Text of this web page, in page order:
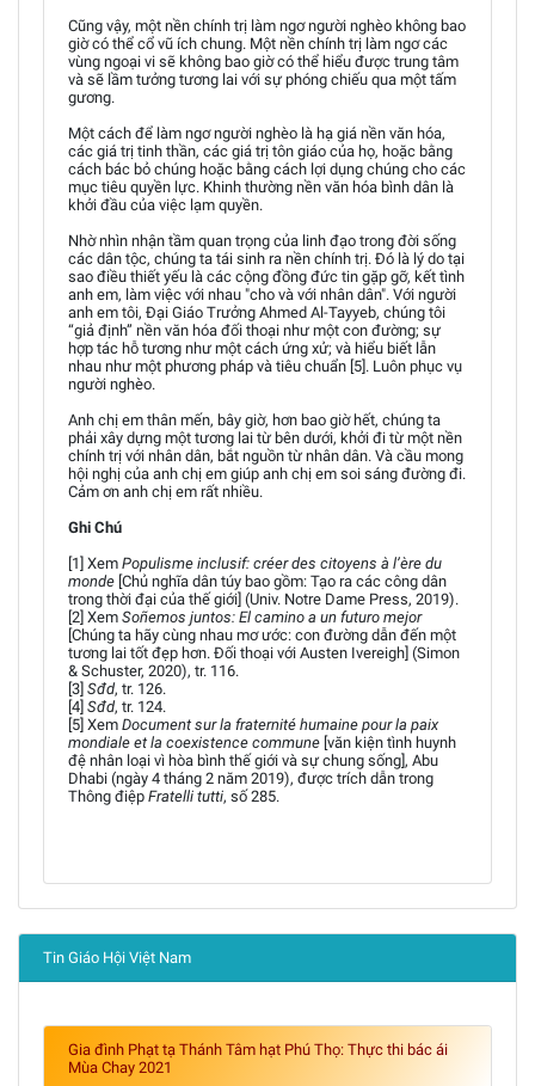
Cũng vậy, một nền chính trị làm ngơ người nghèo không bao
giờ có thể cổ vũ ích chung. Một nền chính trị làm ngơ các
vùng ngoại vi sẽ không bao giờ có thể hiểu được trung tâm
và sẽ lầm tưởng tương lai với sự phóng chiếu qua một tấm
gương.
Một cách để làm ngơ người nghèo là hạ giá nền văn hóa,
các giá trị tinh thần, các giá trị tôn giáo của họ, hoặc bằng
cách bác bỏ chúng hoặc bằng cách lợi dụng chúng cho các
mục tiêu quyền lực. Khinh thường nền văn hóa bình dân là
khởi đầu của việc lạm quyền.
Nhờ nhìn nhận tầm quan trọng của linh đạo trong đời sống
các dân tộc, chúng ta tái sinh ra nền chính trị. Đó là lý do tại
sao điều thiết yếu là các cộng đồng đức tin gặp gỡ, kết tình
anh em, làm việc với nhau "cho và với nhân dân". Với người
anh em tôi, Đại Giáo Trưởng Ahmed Al-Tayyeb, chúng tôi
“giả định” nền văn hóa đối thoại như một con đường; sự
hợp tác hỗ tương như một cách ứng xử; và hiểu biết lẫn
nhau như một phương pháp và tiêu chuẩn [5]. Luôn phục vụ
người nghèo.
Anh chị em thân mến, bây giờ, hơn bao giờ hết, chúng ta
phải xây dựng một tương lai từ bên dưới, khởi đi từ một nền
chính trị với nhân dân, bắt nguồn từ nhân dân. Và cầu mong
hội nghị của anh chị em giúp anh chị em soi sáng đường đi.
Cảm ơn anh chị em rất nhiều.
Ghi Chú
[1] Xem Populisme inclusif: créer des citoyens à l’ère du
monde [Chủ nghĩa dân túy bao gồm: Tạo ra các công dân
trong thời đại của thế giới] (Univ. Notre Dame Press, 2019).
[2] Xem Soñemos juntos: El camino a un futuro mejor
[Chúng ta hãy cùng nhau mơ ước: con đường dẫn đến một
tương lai tốt đẹp hơn. Đối thoại với Austen Ivereigh] (Simon
& Schuster, 2020), tr. 116.
[3] Sđd, tr. 126.
[4] Sđd, tr. 124.
[5] Xem Document sur la fraternité humaine pour la paix
mondiale et la coexistence commune [văn kiện tình huynh
đệ nhân loại vì hòa bình thế giới và sự chung sống], Abu
Dhabi (ngày 4 tháng 2 năm 2019), được trích dẫn trong
Thông điệp Fratelli tutti, số 285.
Tin Giáo Hội Việt Nam
Gia đình Phạt tạ Thánh Tâm hạt Phú Thọ: Thực thi bác ái
Mùa Chay 2021